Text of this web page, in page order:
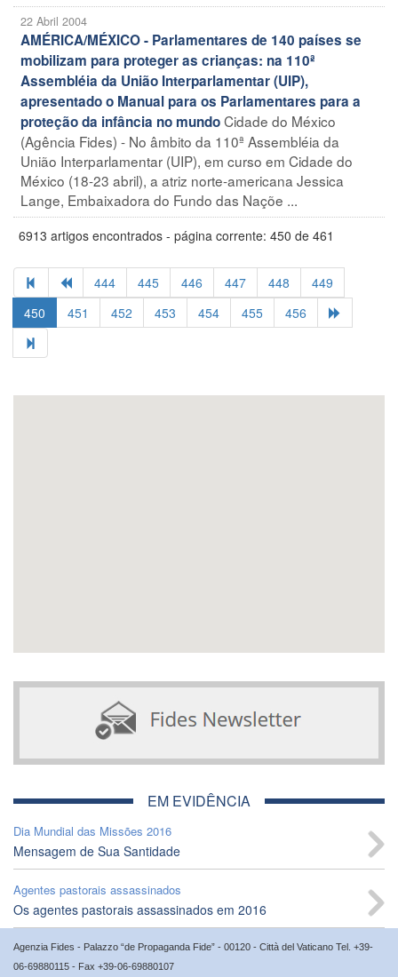
22 Abril 2004
AMÉRICA/MÉXICO - Parlamentares de 140 países se
mobilizam para proteger as crianças: na 110ª
Assembléia da União Interparlamentar (UIP),
apresentado o Manual para os Parlamentares para a
proteção da infância no mundoCidade do México
(Agência Fides) - No âmbito da 110ª Assembléia da
União Interparlamentar (UIP), em curso em Cidade do
México (18-23 abril), a atriz norte-americana Jessica
Lange, Embaixadora do Fundo das Naçõe ...
6913 artigos encontrados - página corrente: 450 de 461
444 445 446 447 448
449
450
451 452 453 454 455 456
EM EVIDÊNCIA
Dia Mundial das Missões 2016
Mensagem de Sua Santidade
Agentes pastorais assassinados
Os agentes pastorais assassinados em 2016
Agenzia Fides - Palazzo “de Propaganda Fide” - 00120 - Città del Vaticano Tel. +39-
06-69880115 - Fax +39-06-69880107